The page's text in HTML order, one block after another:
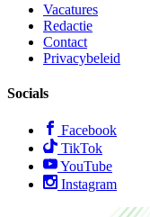
Vacatures
Redactie
Contact
Privacybeleid
Socials
Facebook
TikTok
YouTube
Instagram